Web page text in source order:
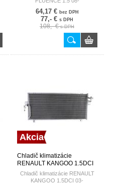
64,17 € bez DPH
77,- € s DPH
108,- €s DPH
Akcia
Chladič klimatizácie
RENAULT KANGOO 1.5DCI
03- HART
Chladič klimatizácie RENAULT
KANGOO 1.5DCI 03-